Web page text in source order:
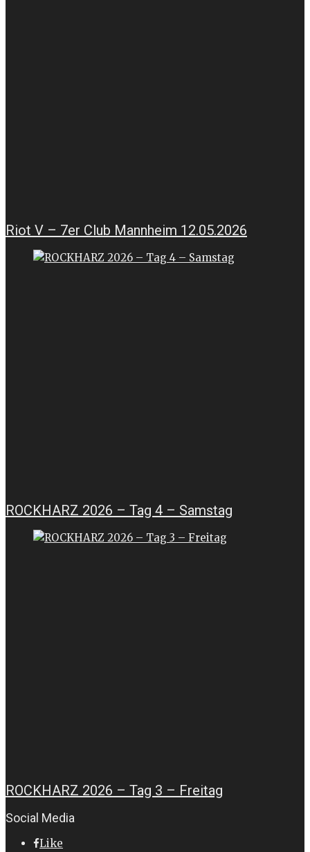
Riot V – 7er Club Mannheim 12.05.2026
ROCKHARZ 2026 – Tag 4 – Samstag
ROCKHARZ 2026 – Tag 3 – Freitag
Social Media
Like